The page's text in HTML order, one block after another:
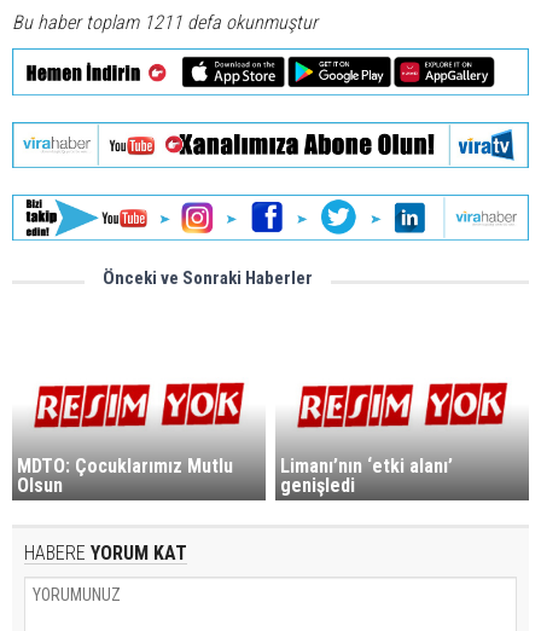
Bu haber toplam 1211 defa okunmuştur
Önceki ve Sonraki Haberler
MDTO: Çocuklarımız Mutlu
Olsun
Limanı’nın ‘etki alanı’
genişledi
HABERE YORUM KAT